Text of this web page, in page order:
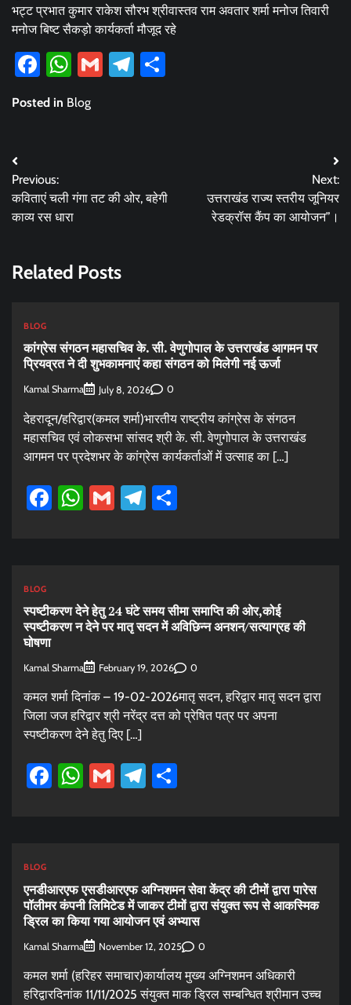
भट्ट प्रभात कुमार राकेश सौरभ श्रीवास्तव राम अवतार शर्मा मनोज तिवारी
मनोज बिष्ट सैकड़ो कार्यकर्ता मौजूद रहे
Facebook
WhatsApp
GmailTelegram
Posted in Blog
Post
navigation
Previous:
कविताएं चली गंगा तट की ओर, बहेगी
काव्य रस धारा
Next:
उत्तराखंड राज्य स्तरीय जूनियर
रेडक्रॉस कैंप का आयोजन”।
Related Posts
BLOG
कांग्रेस संगठन महासचिव के. सी. वेणुगोपाल के उत्तराखंड आगमन पर
प्रियव्रत ने दी शुभकामनाएं कहा संगठन को मिलेगी नई ऊर्जा
Kamal Sharma July 8, 2026 0
देहरादून/हरिद्वार(कमल शर्मा)भारतीय राष्ट्रीय कांग्रेस के संगठन
महासचिव एवं लोकसभा सांसद श्री के. सी. वेणुगोपाल के उत्तराखंड
आगमन पर प्रदेशभर के कांग्रेस कार्यकर्ताओं में उत्साह का […]
Facebook
WhatsApp
GmailTelegram
BLOG
स्पष्टीकरण देने हेतु 24 घंटे समय सीमा समाप्ति की ओर,कोई
स्पष्टीकरण न देने पर मातृ सदन में अविछिन्न अनशन/सत्याग्रह की
घोषणा
Kamal Sharma February 19, 2026 0
कमल शर्मा दिनांक – 19-02-2026मातृ सदन, हरिद्वार मातृ सदन द्वारा
जिला जज हरिद्वार श्री नरेंद्र दत्त को प्रेषित पत्र पर अपना
स्पष्टीकरण देने हेतु दिए […]
Facebook
WhatsApp
GmailTelegram
BLOG
एनडीआरएफ एसडीआरएफ अग्निशमन सेवा केंद्र की टीमों द्वारा पारेस
पॉलीमर कंपनी लिमिटेड में जाकर टीमों द्वारा संयुक्त रूप से आकस्मिक
ड्रिल का किया गया आयोजन एवं अभ्यास
Kamal Sharma November 12, 2025 0
कमल शर्मा (हरिहर समाचार)कार्यालय मुख्य अग्निशमन अधिकारी
हरिद्वारदिनांक 11/11/2025 संयुक्त माक ड्रिल सम्बन्धित श्रीमान उच्च